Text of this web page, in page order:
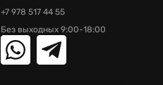
+7 978 517 44 55
Без выходных 9:00-18:00